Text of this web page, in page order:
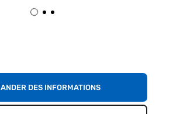
DES INFORMATIONS